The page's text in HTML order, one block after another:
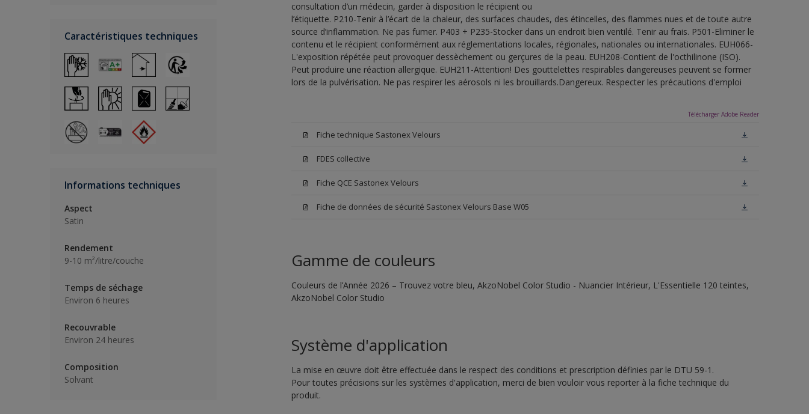
Caractéristiques techniques
Informations techniques
Aspect
Satin
Rendement
9-10 m²/litre/couche
Temps de séchage
Environ 6 heures
Recouvrable
Environ 24 heures
Composition
Solvant
consultation d’un médecin, garder à disposition le récipient ou
l’étiquette. P210-Tenir à l’écart de la chaleur, des surfaces chaudes, des étincelles, des flammes nues et de toute autre
source d’inflammation. Ne pas fumer. P403 + P235-Stocker dans un endroit bien ventilé. Tenir au frais. P501-Eliminer le
contenu et le récipient conformément aux réglementations locales, régionales, nationales ou internationales. EUH066-
L'exposition répétée peut provoquer dessèchement ou gerçures de la peau. EUH208-Contient de l'octhilinone (ISO).
Peut produire une réaction allergique. EUH211-Attention! Des gouttelettes respirables dangereuses peuvent se former
lors de la pulvérisation. Ne pas respirer les aérosols ni les brouillards.Dangereux. Respecter les précautions d'emploi
Télécharger Adobe Reader
Fiche technique Sastonex Velours
FDES collective
Fiche QCE Sastonex Velours
Fiche de données de sécurité Sastonex Velours Base W05
Gamme de couleurs
Couleurs de l’Année 2026 – Trouvez votre bleu, AkzoNobel Color Studio - Nuancier Intérieur, L'Essentielle 120 teintes,
AkzoNobel Color Studio
Système d'application
La mise en œuvre doit être effectuée dans le respect des conditions et prescription définies par le DTU 59-1.
Pour toutes précisions sur les systèmes d'application, merci de bien vouloir vous reporter à la fiche technique du
produit.